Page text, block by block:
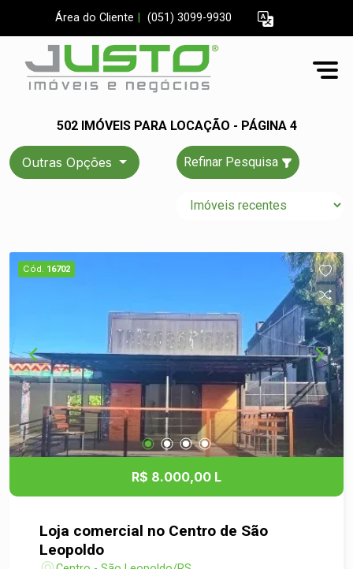
Área do Cliente (051) 3099-9930
502 IMÓVEIS PARA LOCAÇÃO - PÁGINA 4
Outras Opções Refinar Pesquisa
Cód. 16702
R$ 8.000,00 L
Loja comercial no Centro de São
Leopoldo